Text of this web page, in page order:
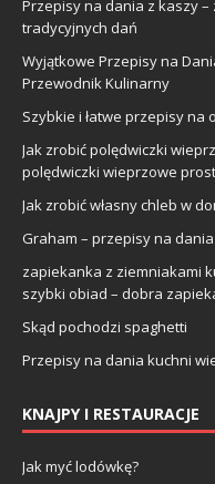
Przepisy na dania z kaszy
tradycyjnych dań
Wyjątkowe Przepisy na
Przewodnik Kulinarny
Szybkie i łatwe przepisy na
Jak zrobić polędwiczki
polędwiczki wieprzowe
Jak zrobić własny chleb w
Graham – przepisy na
zapiekanka z ziemniakami
szybki obiad – dobra
Skąd pochodzi spaghetti
Przepisy na dania kuchni
KNAJPY I RESTAURACJE
Jak myć lodówkę?